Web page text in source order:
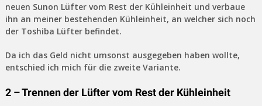
neuen Sunon Lüfter vom Rest der Kühleinheit und verbaue
ihn an meiner bestehenden Kühleinheit, an welcher sich noch
der Toshiba Lüfter befindet.
Da ich das Geld nicht umsonst ausgegeben haben wollte,
entschied ich mich für die zweite Variante.
2 – Trennen der Lüfter vom Rest der Kühleinheit